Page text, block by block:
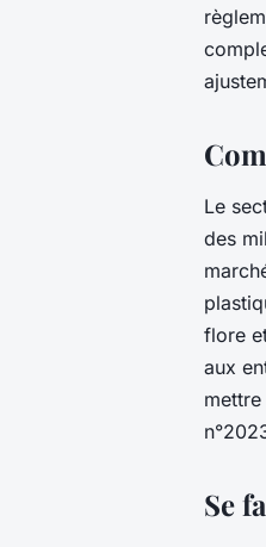
Le
des
flore
aux
Se